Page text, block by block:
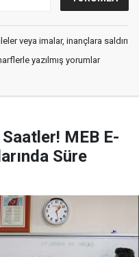
veya imalar, inançlara saldırı
yazılmış yorumlar
MEB E-
Süre